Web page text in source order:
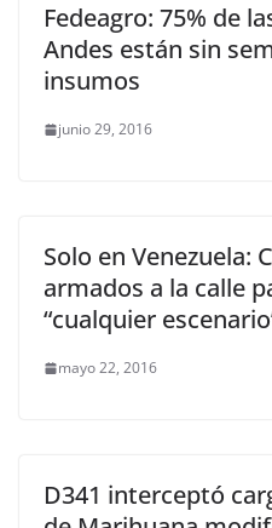
Fedeagro: 75% de
Andes están sin
insumos
junio 29, 2016
Solo en Venezuela:
armados a la calle
“cualquier
mayo 22, 2016
D341 interceptó